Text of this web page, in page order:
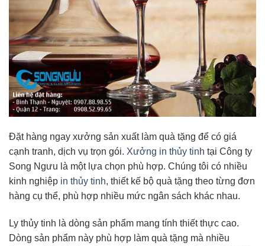
Đặt hàng ngay xưởng sản xuất làm quà tặng để có giá
cạnh tranh, dịch vụ trọn gói. Xưởng in thủy tinh tại Công ty
Song Ngưu là một lựa chọn phù hợp. Chúng tôi có nhiều
kinh nghiệp in thủy tinh, thiết kế bộ quà tặng theo từng đơn
hàng cụ thể, phù hợp nhiều mức ngân sách khác nhau.
Ly thủy tinh là dòng sản phẩm mang tính thiết thực cao.
Dòng sản phẩm này phù hợp làm quà tặng mà nhiều